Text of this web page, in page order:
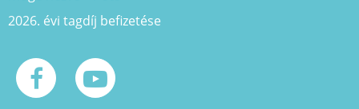
2026. évi tagdíj befizetése